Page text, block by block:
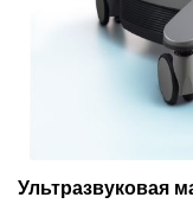
Ультразвуковая